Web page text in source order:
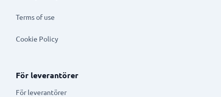
Terms of use
Cookie Policy
För leverantörer
För leverantörer